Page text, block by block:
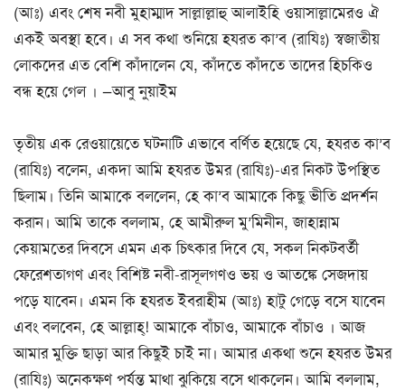
(আঃ) এবং শেষ নবী মুহাম্মাদ সাল্লাল্লাহু আলাইহি ওয়াসাল্লামেরও ঐ
একই অবস্থা হবে। এ সব কথা শুনিয়ে হযরত কা’ব (রাযিঃ) স্বজাতীয়
লোকদের এত বেশি কাঁদালেন যে, কাঁদতে কাঁদতে তাদের হিচকিও
বন্ধ হয়ে গেল । —আবু নুয়াইম
তৃতীয় এক রেওয়ায়েতে ঘটনাটি এভাবে বর্ণিত হয়েছে যে, হযরত কা’ব
(রাযিঃ) বলেন, একদা আমি হযরত উমর (রাযিঃ)-এর নিকট উপস্থিত
ছিলাম। তিনি আমাকে বললেন, হে কা’ব আমাকে কিছু ভীতি প্রদর্শন
করান। আমি তাকে বললাম, হে আমীরুল মু’মিনীন, জাহান্নাম
কেয়ামতের দিবসে এমন এক চিৎকার দিবে যে, সকল নিকটবর্তী
ফেরেশতাগণ এবং বিশিষ্ট নবী-রাসূলগণও ভয় ও আতঙ্কে সেজদায়
পড়ে যাবেন। এমন কি হযরত ইবরাহীম (আঃ) হাটু গেড়ে বসে যাবেন
এবং বলবেন, হে আল্লাহ্! আমাকে বাঁচাও, আমাকে বাঁচাও । আজ
আমার মুক্তি ছাড়া আর কিছুই চাই না। আমার একথা শুনে হযরত উমর
(রাযিঃ) অনেকক্ষণ পর্যন্ত মাথা ঝুকিয়ে বসে থাকলেন। আমি বললাম,